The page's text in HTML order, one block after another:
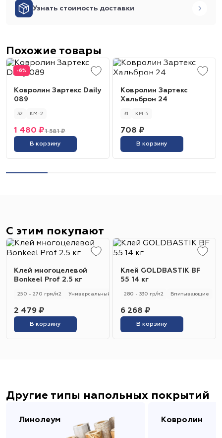
Узнать стоимость доставки
Похожие товары
-6%
Ковролин Зартекс Daily
089
32 КМ-2
1 581 ₽
1 480 ₽
В корзину
Ковролин Зартекс
Хальброн 24
31 КМ-5
708 ₽
В корзину
С этим покупают
Клей многоцелевой
Bonkeel Prof 2.5 кг
250 - 270 грм/м2 Универсальный 250 - 270 гр/м2
2 479 ₽
В корзину
Клей GOLDBASTIK BF
55 14 кг
280 - 330 гр/м2 Впитывающие
6 268 ₽
В корзину
Другие типы напольных покрытий
Линолеум Ковролин